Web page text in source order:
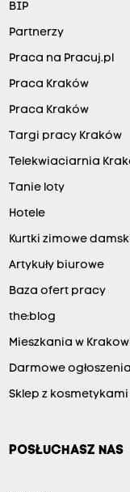
BIP
Partnerzy
Praca na Pracuj.pl
Praca Kraków
Praca Kraków
Targi pracy Kraków
Telekwiaciarnia
Tanie loty
Hotele
Kurtki zimowe
Artykuły biurowe
Baza ofert pracy
the:blog
Mieszkania w
Darmowe ogłoszenia
Sklep z
POSŁUCHASZ NAS